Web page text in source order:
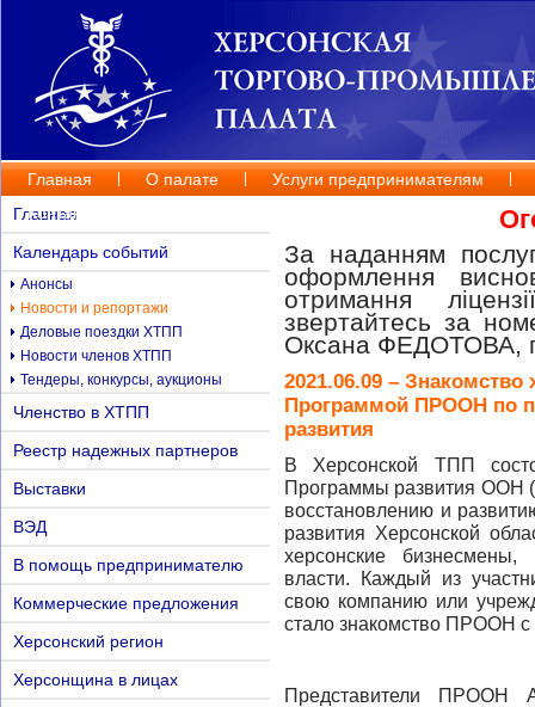
Главная О палате
Услуги предпринимателям
Контакты
Главная
Календарь событий
Анонсы
Новости и репортажи
Деловые поездки ХТПП
Новости членов ХТПП
Тендеры, конкурсы, аукционы
Членство в ХТПП
Реестр надежных партнеров
Выставки
ВЭД
В помощь предпринимателю
Коммерческие предложения
Херсонский регион
Херсонщина в лицах
За наданням
оформлення
отримання
звертайтесь за
Оксана ФЕДОТОВА,
2021.06.09 – Знакомство
Программой ПРООН по
развития
В Херсонской ТПП
Программы развития ООН
восстановлению и
развития Херсонской
херсонские бизнесмены,
власти. Каждый из
свою компанию или
стало знакомство ПРООН
Представители ПРООН